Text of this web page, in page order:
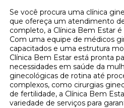
Se você procura uma clínica
que ofereça um atendimento
completo, a Clínica Bem Estar é
Com uma equipe de médicos
capacitados e uma estrutura
Clínica Bem Estar está pronta
necessidades em saúde da
ginecológicas de rotina até
complexos, como cirurgias
de fertilidade, a Clínica Bem
variedade de serviços para